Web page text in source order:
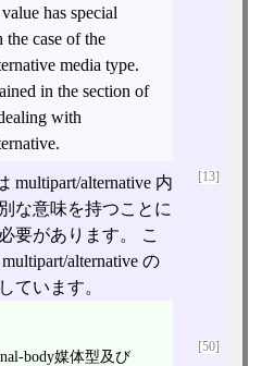
has special
the case of the
media type.
in the section of
with
[13]
alternative 内
な意味を持つことに
要があります。 こ
alternative の
ています。
[50]
body媒体型及び